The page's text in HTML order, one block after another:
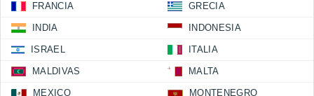
FRANCIA GRECIA
INDIA INDONESIA
ISRAEL ITALIA
MALDIVAS MALTA
MEXICO MONTENEGRO